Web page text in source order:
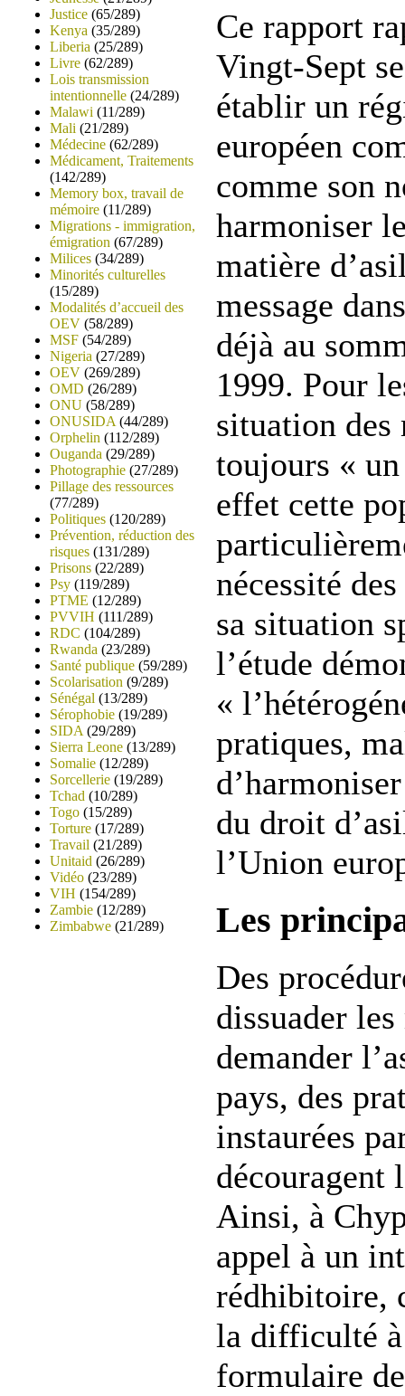
Justice (65/289)
Kenya (35/289)
Liberia (25/289)
Livre (62/289)
Lois transmission
intentionnelle (24/289)
Malawi (11/289)
Mali (21/289)
Médecine (62/289)
Médicament, Traitements
(142/289)
Memory box, travail de
mémoire (11/289)
Migrations - immigration,
émigration (67/289)
Milices (34/289)
Minorités culturelles
(15/289)
Modalités d’accueil des
OEV (58/289)
MSF (54/289)
Nigeria (27/289)
OEV (269/289)
OMD (26/289)
ONU (58/289)
ONUSIDA (44/289)
Orphelin (112/289)
Ouganda (29/289)
Photographie (27/289)
Pillage des ressources
(77/289)
Politiques (120/289)
Prévention, réduction des
risques (131/289)
Prisons (22/289)
Psy (119/289)
PTME (12/289)
PVVIH (111/289)
RDC (104/289)
Rwanda (23/289)
Santé publique (59/289)
Scolarisation (9/289)
Sénégal (13/289)
Sérophobie (19/289)
SIDA (29/289)
Sierra Leone (13/289)
Somalie (12/289)
Sorcellerie (19/289)
Tchad (10/289)
Togo (15/289)
Torture (17/289)
Travail (21/289)
Unitaid (26/289)
Vidéo (23/289)
VIH (154/289)
Zambie (12/289)
Zimbabwe (21/289)
Ce rapport
Vingt-Sept
établir un
européen
comme son
harmoniser
matière
message
déjà au
1999. Pour
situation des
toujours «
effet cette
nécessité
sa situation
l’étude
«
pratiques,
du droit
l’Union
Les
Des
dissuader
demander
pays, des
instaurées
découragent
Ainsi, à
appel à un
rédhibitoire,
la difficulté
formulaire